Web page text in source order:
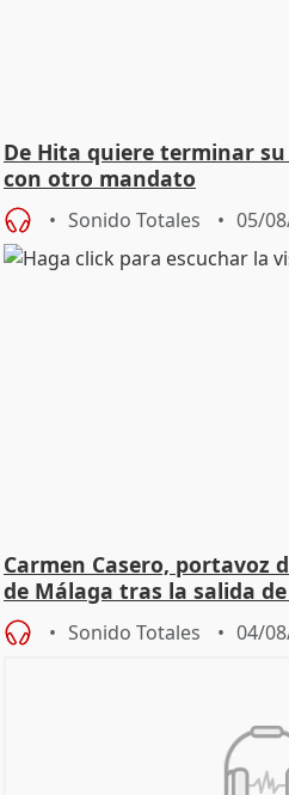
De Hita quiere terminar
con otro mandato
Sonido Totales 05/
Carmen Casero, portavoz
de Málaga tras la salida de
Sonido Totales 04/